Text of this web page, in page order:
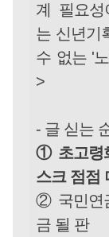
계 필요성
는 신년기
수 없는 '
>
- 글 싣는
① 초고령
스크 점점
② 국민연
금 될 판